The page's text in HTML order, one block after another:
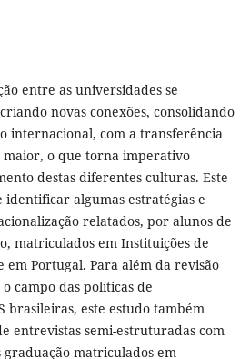
entre as universidades se
novas conexões, consolidando
internacional, com a transferência
maior, o que torna imperativo
destas diferentes culturas. Este
algumas estratégias e
relatados, por alunos de
matriculados em Instituições de
em Portugal. Para além da revisão
campo das políticas de
brasileiras, este estudo também
entrevistas semi-estruturadas com
matriculados em